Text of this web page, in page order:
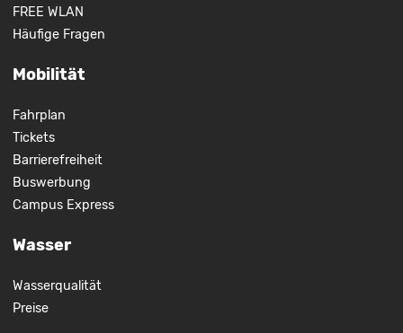
FREE WLAN
Häufige Fragen
Mobilität
Fahrplan
Tickets
Barrierefreiheit
Buswerbung
Campus Express
Wasser
Wasserqualität
Preise